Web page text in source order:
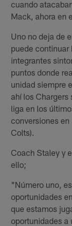
cuando
Mack, ahora en
Uno no deja de
puede continuar
integrantes
puntos donde
unidad siempre
ahí los Chargers
liga en los
conversiones
Colts).
Coach Staley y
ello;
"Número uno,
oportunidades
que estamos
oportunidades a